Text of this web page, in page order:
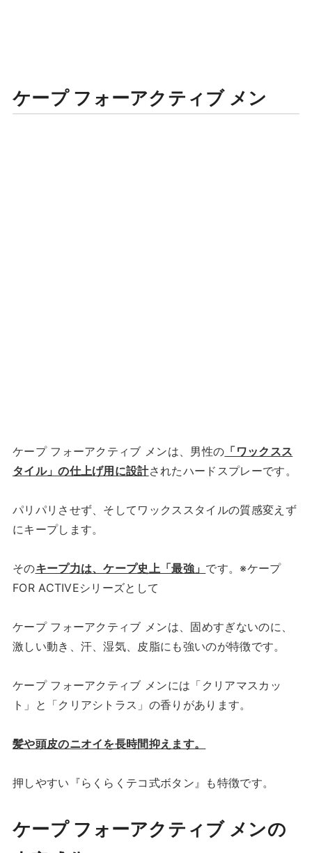
ケープ フォーアクティブ メン
ケープ フォーアクティブ メンは、男性の 「ワックスス
タイル」の仕上げ用に設計されたハードスプレーです。
パリパリさせず、そしてワックススタイルの質感変えず
にキープします。
そのキープ力は、ケープ史上「最強」 です。※ケープ
FOR ACTIVEシリーズとして
ケープ フォーアクティブ メンは、固めすぎないのに、
激しい動き、汗、湿気、皮脂にも強いのが特徴です。
ケープ フォーアクティブ メンには「クリアマスカッ
ト」と「クリアシトラス」の香りがあります。
髪や頭皮のニオイを長時間抑えます。
押しやすい『らくらくテコ式ボタン』も特徴です。
ケープ フォーアクティブ メンの